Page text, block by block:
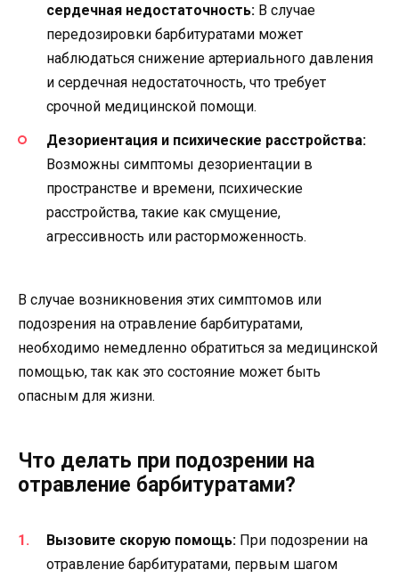
сердечная недостаточность: В случае
передозировки барбитуратами может
наблюдаться снижение артериального давления
и сердечная недостаточность, что требует
срочной медицинской помощи.
Дезориентация и психические расстройства:
Возможны симптомы дезориентации в
пространстве и времени, психические
расстройства, такие как смущение,
агрессивность или расторможенность.
В случае возникновения этих симптомов или
подозрения на отравление барбитуратами,
необходимо немедленно обратиться за медицинской
помощью, так как это состояние может быть
опасным для жизни.
Что делать при подозрении на
отравление барбитуратами?
Вызовите скорую помощь: При подозрении на
отравление барбитуратами, первым шагом